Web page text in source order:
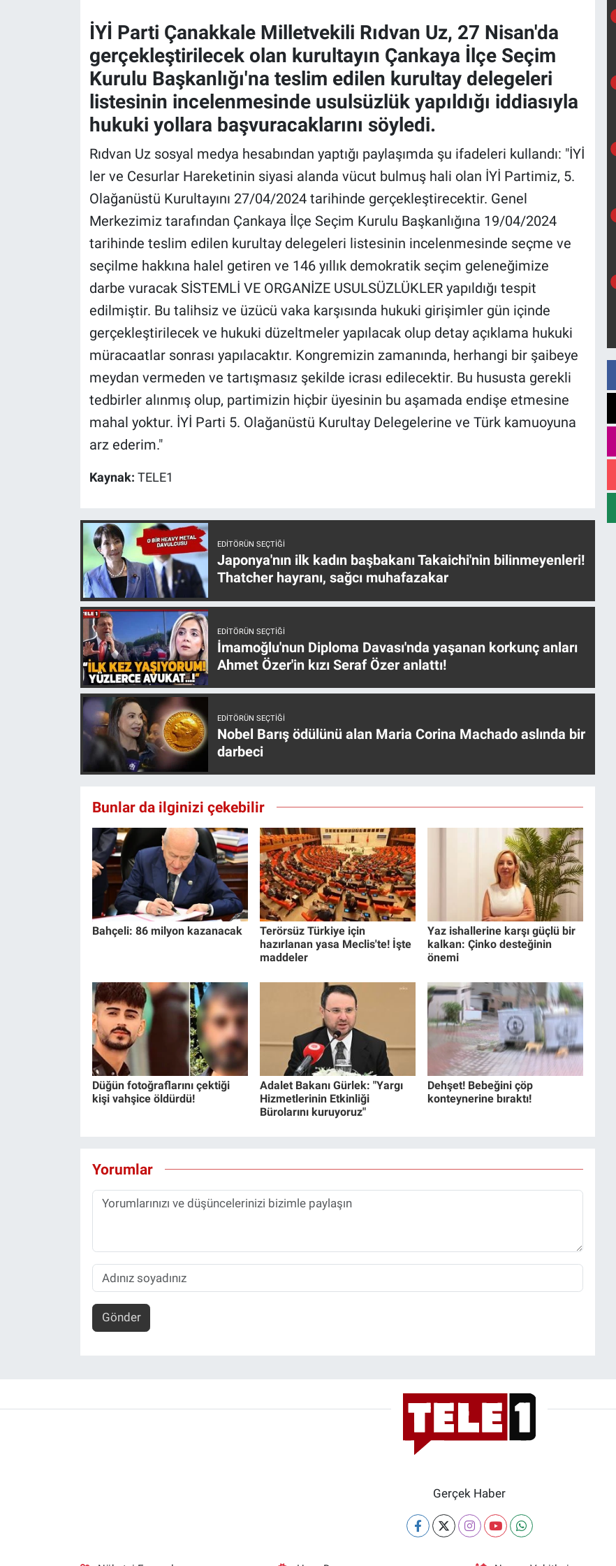
İYİ Parti Çanakkale Milletvekili Rıdvan Uz, 27 Nisan'da
gerçekleştirilecek olan kurultayın Çankaya İlçe Seçim
Kurulu Başkanlığı'na teslim edilen kurultay delegeleri
listesinin incelenmesinde usulsüzlük yapıldığı iddiasıyla
hukuki yollara başvuracaklarını söyledi.
Rıdvan Uz sosyal medya hesabından yaptığı paylaşımda şu ifadeleri kullandı: "İYİ
ler ve Cesurlar Hareketinin siyasi alanda vücut bulmuş hali olan İYİ Partimiz, 5.
Olağanüstü Kurultayını 27/04/2024 tarihinde gerçekleştirecektir. Genel
Merkezimiz tarafından Çankaya İlçe Seçim Kurulu Başkanlığına 19/04/2024
tarihinde teslim edilen kurultay delegeleri listesinin incelenmesinde seçme ve
seçilme hakkına halel getiren ve 146 yıllık demokratik seçim geleneğimize
darbe vuracak SİSTEMLİ VE ORGANİZE USULSÜZLÜKLER yapıldığı tespit
edilmiştir. Bu talihsiz ve üzücü vaka karşısında hukuki girişimler gün içinde
gerçekleştirilecek ve hukuki düzeltmeler yapılacak olup detay açıklama hukuki
müracaatlar sonrası yapılacaktır. Kongremizin zamanında, herhangi bir şaibeye
meydan vermeden ve tartışmasız şekilde icrası edilecektir. Bu hususta gerekli
tedbirler alınmış olup, partimizin hiçbir üyesinin bu aşamada endişe etmesine
mahal yoktur. İYİ Parti 5. Olağanüstü Kurultay Delegelerine ve Türk kamuoyuna
arz ederim."
Kaynak: TELE1
EDITÖRÜN SEÇTIĞI
Japonya'nın ilk kadın başbakanı Takaichi'nin bilinmeyenleri!
Thatcher hayranı, sağcı muhafazakar
EDITÖRÜN SEÇTIĞI
İmamoğlu'nun Diploma Davası'nda yaşanan korkunç anları
Ahmet Özer'in kızı Seraf Özer anlattı!
EDITÖRÜN SEÇTIĞI
Nobel Barış ödülünü alan Maria Corina Machado aslında bir
darbeci
Bunlar da ilginizi çekebilir
Bahçeli: 86 milyon kazanacak
Terörsüz Türkiye için
hazırlanan yasa Meclis'te! İşte
maddeler
Yaz ishallerine karşı güçlü bir
kalkan: Çinko desteğinin
önemi
Düğün fotoğraflarını çektiği
kişi vahşice öldürdü!
Adalet Bakanı Gürlek: "Yargı
Hizmetlerinin Etkinliği
Bürolarını kuruyoruz"
Dehşet! Bebeğini çöp
konteynerine bıraktı!
Yorumlar
Gönder
Gerçek Haber
Gündem Özel
Günün görüntüsü
Kültür Sanat
Ne demişti
Türkiye'nin Geleceği
Türkiye'nin Gündemi
Yerel Gündem
Yerel Yaşam
Canlı Yayın